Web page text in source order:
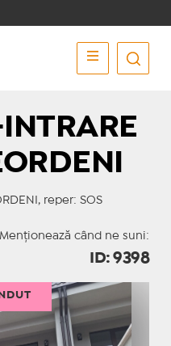
reper: SOS
Menționează când ne suni:
ID: 9398